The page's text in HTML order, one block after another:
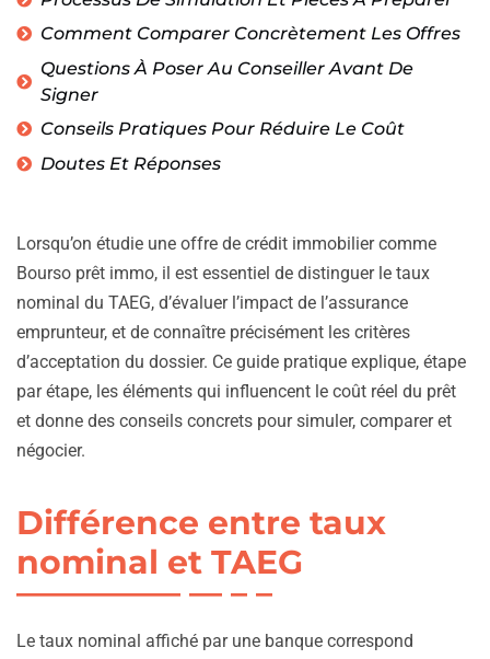
Comment Comparer Concrètement Les Offres
Questions À Poser Au Conseiller Avant De
Signer
Conseils Pratiques Pour Réduire Le Coût
Doutes Et Réponses
Lorsqu’on étudie une offre de crédit immobilier comme
Bourso prêt immo, il est essentiel de distinguer le taux
nominal du TAEG, d’évaluer l’impact de l’assurance
emprunteur, et de connaître précisément les critères
d’acceptation du dossier. Ce guide pratique explique, étape
par étape, les éléments qui influencent le coût réel du prêt
et donne des conseils concrets pour simuler, comparer et
négocier.
Différence entre taux
nominal et TAEG
Le taux nominal affiché par une banque correspond